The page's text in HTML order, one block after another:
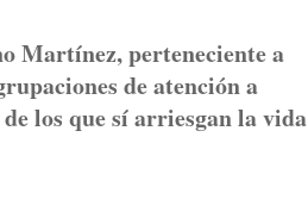
Martínez, perteneciente a
de atención a
los que sí arriesgan la vida